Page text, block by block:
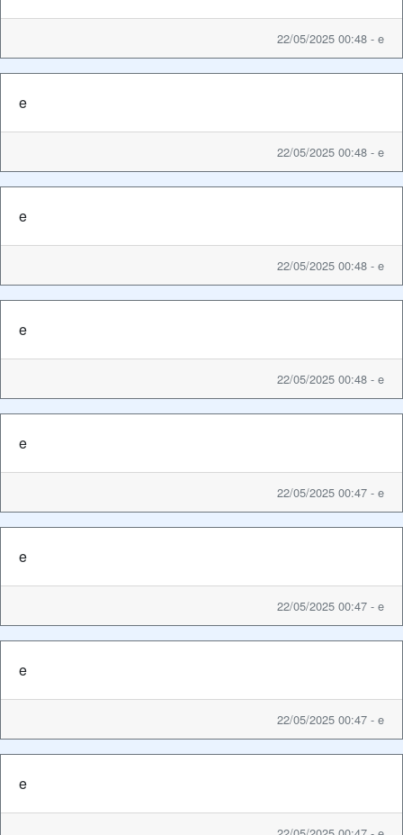
22/05/2025 00:48 - e
e
22/05/2025 00:48 - e
e
22/05/2025 00:48 - e
e
22/05/2025 00:48 - e
e
22/05/2025 00:47 - e
e
22/05/2025 00:47 - e
e
22/05/2025 00:47 - e
e